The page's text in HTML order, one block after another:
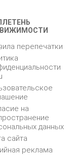
перепечатки
на
данных
сайта
реклама